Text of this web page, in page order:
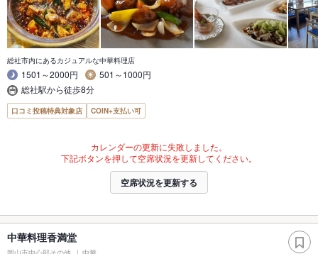
総社市内にあるカジュアルな中華料理店
1501～2000円
501～1000円
総社駅から徒歩8分
口コミ投稿特典対象店 COIN+支払い可
カレンダーの更新に失敗しました。
下記ボタンを押して空席状況を更新してください。
空席状況を更新する
中華料理香満堂